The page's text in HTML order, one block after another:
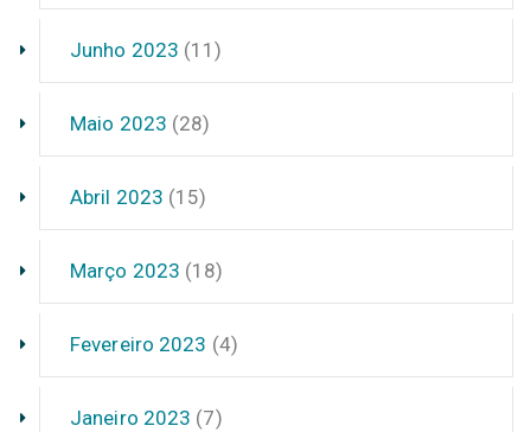
Junho 2023 (11)
Maio 2023 (28)
Abril 2023 (15)
Março 2023 (18)
Fevereiro 2023 (4)
Janeiro 2023 (7)